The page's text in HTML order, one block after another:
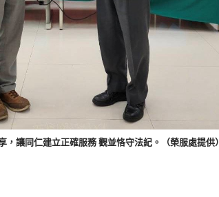
讓同仁建立正確服務 觀並恪守法紀。（榮服處提供）